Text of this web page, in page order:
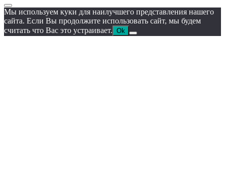
Мы используем куки для наилучшего представления нашего
сайта. Если Вы продолжите использовать сайт, мы будем
считать что Вас это устраивает. Ok